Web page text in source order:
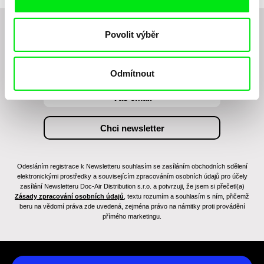
Povolit výběr
Odmítnout
Chcete být pravidelně informováni o novinkách v
junior programu?
Odesláním registrace k Newsletteru souhlasím se zasíláním obchodních sdělení
elektronickými prostředky a souvisejícím zpracováním osobních údajů pro účely
zasílání Newsletteru Doc-Air Distribution s.r.o. a potvrzuji, že jsem si přečetl(a)
Zásady zpracování osobních údajů , textu rozumím a souhlasím s ním, přičemž
beru na vědomí práva zde uvedená, zejména právo na námitky proti provádění
přímého marketingu.